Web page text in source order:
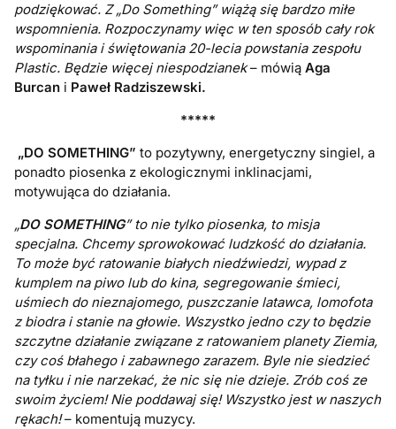
podziękować. Z „Do Something” wiążą się bardzo miłe
wspomnienia. Rozpoczynamy więc w ten sposób cały rok
wspominania i świętowania 20-lecia powstania zespołu
Plastic. Będzie więcej niespodzianek– mówiąAga
Burcan i Paweł Radziszewski.
*****
„DO SOMETHING” to pozytywny, energetyczny singiel, a
ponadto piosenka z ekologicznymi inklinacjami,
motywująca do działania.
„DO SOMETHING” to nie tylko piosenka, to misja
specjalna. Chcemy sprowokować ludzkość do działania.
To może być ratowanie białych niedźwiedzi, wypad z
kumplem na piwo lub do kina, segregowanie śmieci,
uśmiech do nieznajomego, puszczanie latawca, lomofota
z biodra i stanie na głowie. Wszystko jedno czy to będzie
szczytne działanie związane z ratowaniem planety Ziemia,
czy coś błahego i zabawnego zarazem. Byle nie siedzieć
na tyłku i nie narzekać, że nic się nie dzieje. Zrób coś ze
swoim życiem! Nie poddawaj się! Wszystko jest w naszych
rękach!– komentują muzycy.